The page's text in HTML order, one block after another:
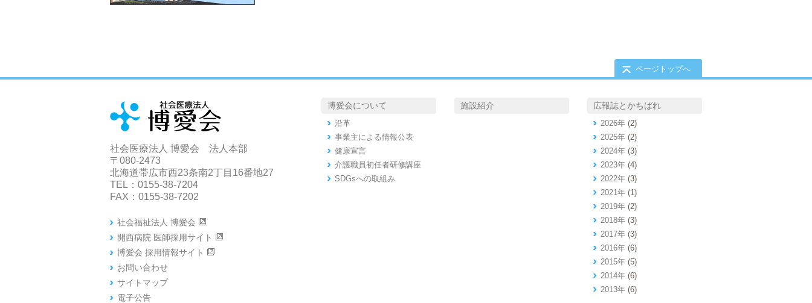
ページトップへ
社会医療法人 博愛会 法人本部
〒080-2473
北海道帯広市西23条南2丁目16番地27
TEL：0155-38-7204
FAX：0155-38-7202
社会福祉法人 博愛会
開西病院 医師採用サイト
博愛会 採用情報サイト
お問い合わせ
サイトマップ
電子公告
博愛会について
沿革
事業主による情報公表
健康宣言
介護職員初任者研修講座
SDGsへの取組み
施設紹介 広報誌とかちばれ
2026年 (2)
2025年 (2)
2024年 (3)
2023年 (4)
2022年 (3)
2021年 (1)
2019年 (2)
2018年 (3)
2017年 (3)
2016年 (6)
2015年 (5)
2014年 (6)
2013年 (6)